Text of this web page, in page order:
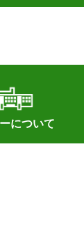
について
へのリンク）
置図